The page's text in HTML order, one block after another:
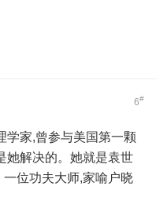
6#
学家,曾参与美国第一颗
她解决的。她就是袁世
位功夫大师,家喻户晓